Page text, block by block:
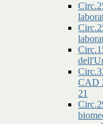
CAD
21